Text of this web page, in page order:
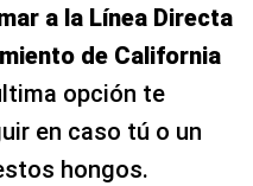
a la Línea Directa
de California
opción te
en caso tú o un
hongos.